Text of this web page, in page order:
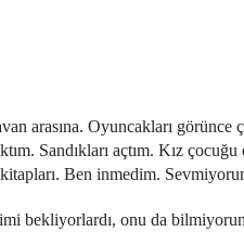
arasına. Oyuncakları
Sandıkları açtım. Kız
Ben inmedim.
bekliyorlardı, onu da